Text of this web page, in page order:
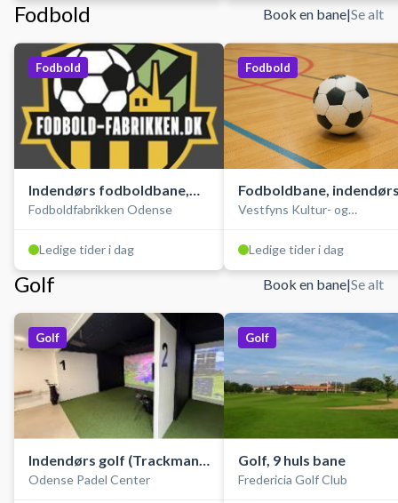
Fodbold Book en bane|Se alt
Fodbold
Indendørs fodboldbane,
kunstgræs
Fodboldfabrikken Odense
Ledige tider i dag
Fodbold
Fodboldbane,
Vestfyns Kultur- og
Ledige tider i dag
Golf Book en bane|Se alt
Golf
Indendørs golf (Trackman
golfsimulator)
Odense Padel Center
Golf
Golf, 9 huls bane
Fredericia Golf Club